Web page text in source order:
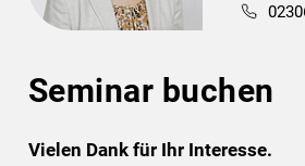
Seminar buchen
Vielen Dank für Ihr Interesse.